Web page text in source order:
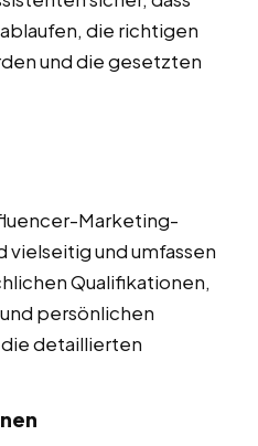
die richtigen
und die gesetzten
Marketing-
vielseitig und umfassen
Qualifikationen,
persönlichen
detaillierten